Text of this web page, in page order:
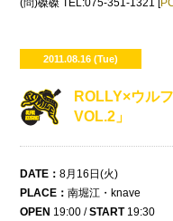
(問)磔磔 TEL:075-351-1321 [
2011.08.16 (Tue)
ROLLY×ウル
VOL.2」
DATE ： 8月16日(火)
PLACE ： 南堀江・knave
OPEN 19:00 /START19:30